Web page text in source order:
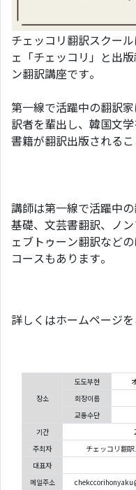
チェッコリ翻訳スクー
ェ「チェッコリ」と出
ン翻訳講座です。
第一線で活躍中の翻訳
訳者を輩出し、韓国文
書籍が翻訳出版されるこ
講師は第一線で活躍中
基礎、文芸書翻訳、ノ
ェブトゥーン翻訳など
コースもあります。
詳しくはホームページを
장소
도도부현
회장이름
교통수단
기간
주최자
チェッコリ翻
대표자
메일주소